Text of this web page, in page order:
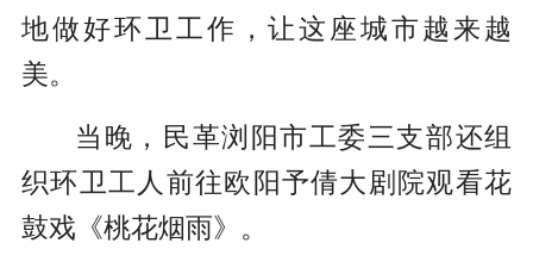
地做好环卫工作，让这座城市越来越
美。
当晚，民革浏阳市工委三支部还组
织环卫工人前往欧阳予倩大剧院观看花
鼓戏《桃花烟雨》。